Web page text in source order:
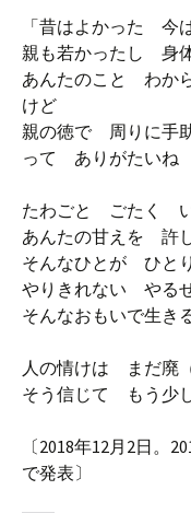
「昔はよかった 今
親も若かったし 身
あんたのこと わか
けど
親の徳で 周りに手
って ありがたいね
たわごと ごたく
あんたの甘えを 許
そんなひとが ひと
やりきれない やる
そんなおもいで生
人の情けは まだ廃
そう信じて もう少
〔2018年12月2日。
で発表〕